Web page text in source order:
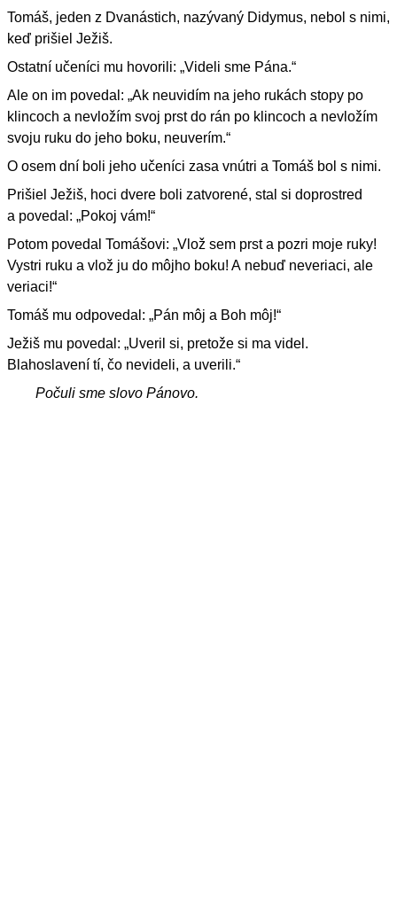
Tomáš, jeden z Dvanástich, nazývaný Didymus, nebol s nimi,
keď prišiel Ježiš.
Ostatní učeníci mu hovorili: „Videli sme Pána.“
Ale on im povedal: „Ak neuvidím na jeho rukách stopy po
klincoch a nevložím svoj prst do rán po klincoch a nevložím
svoju ruku do jeho boku, neuverím.“
O osem dní boli jeho učeníci zasa vnútri a Tomáš bol s nimi.
Prišiel Ježiš, hoci dvere boli zatvorené, stal si doprostred
a povedal: „Pokoj vám!“
Potom povedal Tomášovi: „Vlož sem prst a pozri moje ruky!
Vystri ruku a vlož ju do môjho boku! A nebuď neveriaci, ale
veriaci!“
Tomáš mu odpovedal: „Pán môj a Boh môj!“
Ježiš mu povedal: „Uveril si, pretože si ma videl.
Blahoslavení tí, čo nevideli, a uverili.“
Počuli sme slovo Pánovo.